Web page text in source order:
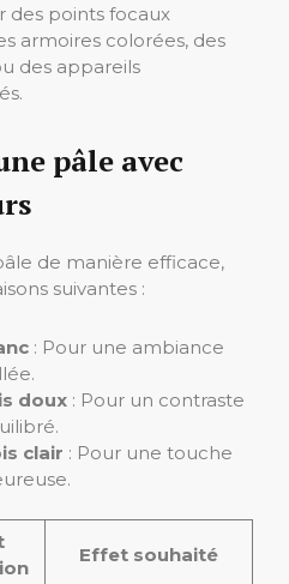
des points focaux
armoires colorées, des
des appareils
pâle avec
de manière efficace,
suivantes :
: Pour une ambiance
doux : Pour un contraste
clair : Pour une touche
Effet souhaité